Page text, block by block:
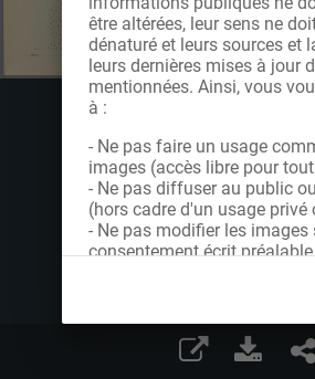
être altérées, leur sens ne
dénaturé et leurs sources et
leurs dernières mises à jour
mentionnées. Ainsi, vous
à :
- Ne pas faire un usage
images (accès libre pour
- Ne pas diffuser au public
(hors cadre d'un usage privé
- Ne pas modifier les images
consentement écrit préalable
Dans le cas contraire, nous
à nous contacter afin de
de Licence souhaitée parmi
proposées et le cas échéant,